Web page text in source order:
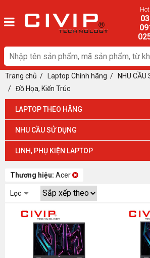
Trang chủ / Laptop Chính hãng / NHU CẦU
/ Đồ Họa, Kiến Trúc
LAPTOP THEO HÃNG
NHU CẦU SỬ DỤNG
LINH, PHỤ KIỆN LAPTOP
Thương hiệu: Acer
Lọc